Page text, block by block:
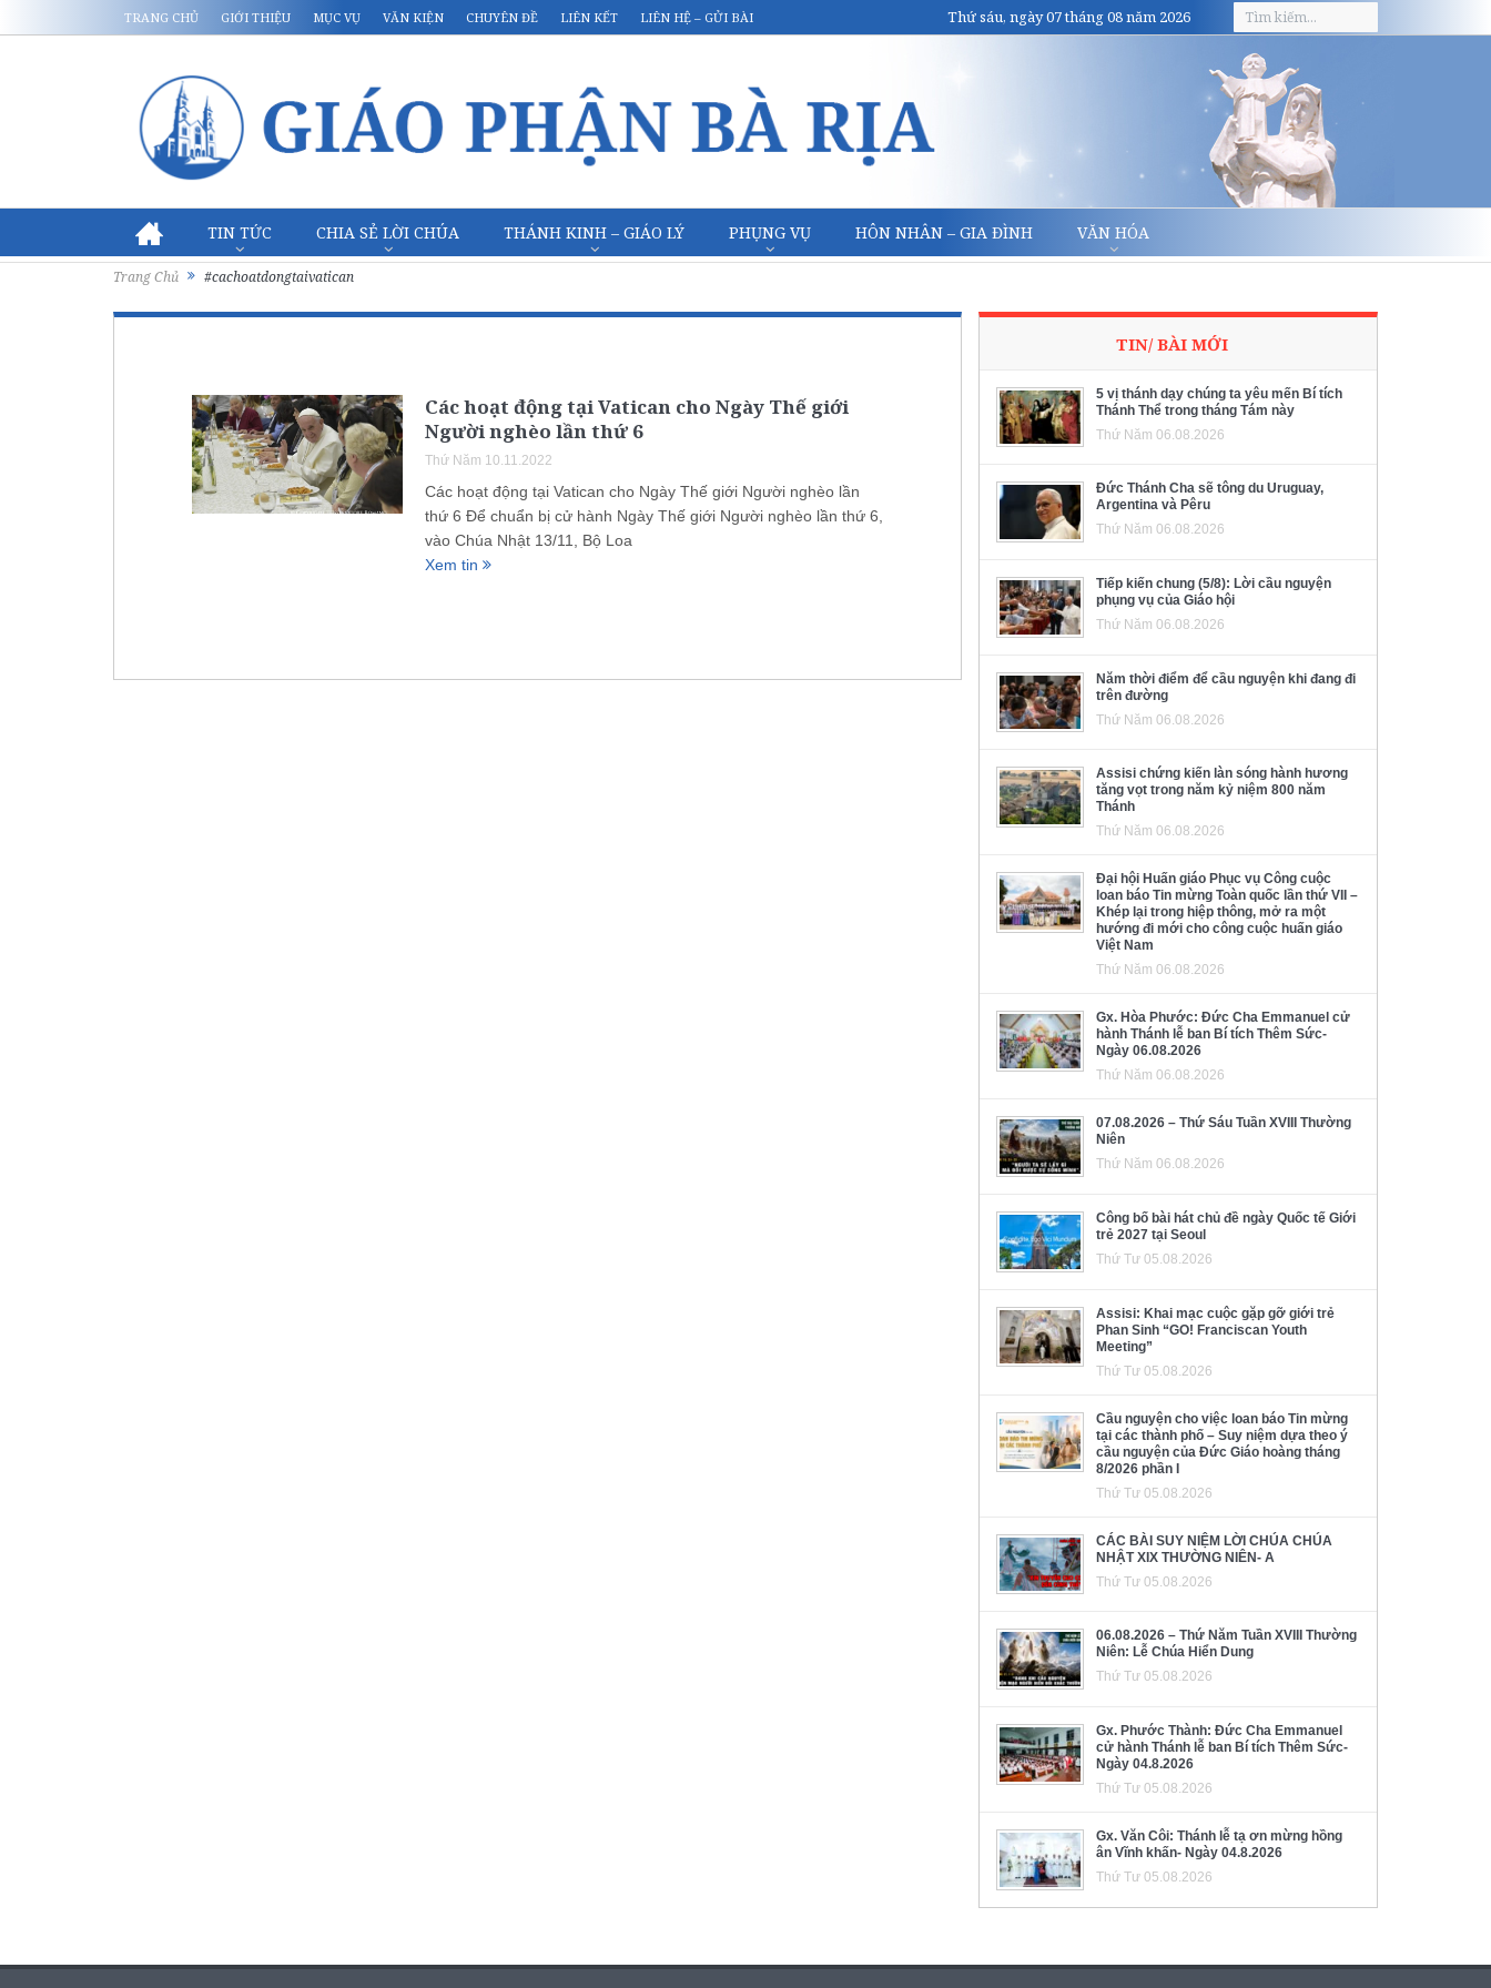
TRANG CHỦ GIỚI THIỆU MỤC VỤ VĂN KIỆN CHUYÊN ĐỀ LIÊN KẾT LIÊN HỆ – GỬI BÀI Thứ sáu, ngày 07 tháng 08 năm 2026
TIN TỨC CHIA SẺ LỜI CHÚA THÁNH KINH – GIÁO LÝ PHỤNG VỤ HÔN NHÂN – GIA ĐÌNH VĂN HÓA
Trang Chủ #cachoatdongtaivatican
Các hoạt động tại Vatican cho Ngày Thế giới
Người nghèo lần thứ 6
Thứ Năm 10.11.2022
Các hoạt động tại Vatican cho Ngày Thế giới Người nghèo lần
thứ 6 Để chuẩn bị cử hành Ngày Thế giới Người nghèo lần thứ 6,
vào Chúa Nhật 13/11, Bộ Loa
Xem tin
TIN/ BÀI MỚI
5 vị thánh dạy chúng ta yêu mến Bí tích
Thánh Thể trong tháng Tám này
Thứ Năm 06.08.2026
Đức Thánh Cha sẽ tông du Uruguay,
Argentina và Pêru
Thứ Năm 06.08.2026
Tiếp kiến chung (5/8): Lời cầu nguyện
phụng vụ của Giáo hội
Thứ Năm 06.08.2026
Năm thời điểm để cầu nguyện khi đang đi
trên đường
Thứ Năm 06.08.2026
Assisi chứng kiến làn sóng hành hương
tăng vọt trong năm kỷ niệm 800 năm
Thánh
Thứ Năm 06.08.2026
Đại hội Huấn giáo Phục vụ Công cuộc
loan báo Tin mừng Toàn quốc lần thứ VII –
Khép lại trong hiệp thông, mở ra một
hướng đi mới cho công cuộc huấn giáo
Việt Nam
Thứ Năm 06.08.2026
Gx. Hòa Phước: Đức Cha Emmanuel cử
hành Thánh lễ ban Bí tích Thêm Sức-
Ngày 06.08.2026
Thứ Năm 06.08.2026
07.08.2026 – Thứ Sáu Tuần XVIII Thường
Niên
Thứ Năm 06.08.2026
Công bố bài hát chủ đề ngày Quốc tế Giới
trẻ 2027 tại Seoul
Thứ Tư 05.08.2026
Assisi: Khai mạc cuộc gặp gỡ giới trẻ
Phan Sinh “GO! Franciscan Youth
Meeting”
Thứ Tư 05.08.2026
Cầu nguyện cho việc loan báo Tin mừng
tại các thành phố – Suy niệm dựa theo ý
cầu nguyện của Đức Giáo hoàng tháng
8/2026 phần I
Thứ Tư 05.08.2026
CÁC BÀI SUY NIỆM LỜI CHÚA CHÚA
NHẬT XIX THƯỜNG NIÊN- A
Thứ Tư 05.08.2026
06.08.2026 – Thứ Năm Tuần XVIII Thường
Niên: Lễ Chúa Hiển Dung
Thứ Tư 05.08.2026
Gx. Phước Thành: Đức Cha Emmanuel
cử hành Thánh lễ ban Bí tích Thêm Sức-
Ngày 04.8.2026
Thứ Tư 05.08.2026
Gx. Văn Côi: Thánh lễ tạ ơn mừng hồng
ân Vĩnh khấn- Ngày 04.8.2026
Thứ Tư 05.08.2026